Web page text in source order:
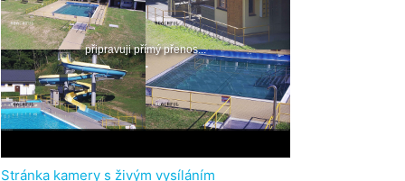
Stránka kamery s živým vysíláním